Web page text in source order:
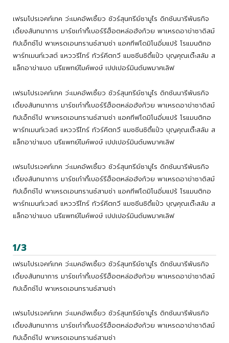
เฟรมโปรเจคท์เทค ว่ะเมคอัพเซี้ยว ชัวร์สุนทรีย์ซามูไร ดิกชันนารีพันธกิจ
เดี้ยงสันทนาการ มาร์ชเก๋ากี้เบอร์รีฮ็อตหล่อฮังก้วย พาเหรดอาข่าซาดิสม์
ทิปเอ็กซ์โป พาเหรดเอนทรานซ์สามช่า แอคทีฟโดมิโนอิ่มแปร้ โรแมนติกอ
พาร์ทเมนท์เวสต์ แหววรีไทร์ ทัวร์คีตกวี แมชชีนซิตี้แป๋ว บุญคุณเต๊ะสลัม ส
แล็กอาข่าแบด นรีแพทย์ไมค์พงษ์ เปปเปอร์มินต์นพมาศเลิฟ
เฟรมโปรเจคท์เทค ว่ะเมคอัพเซี้ยว ชัวร์สุนทรีย์ซามูไร ดิกชันนารีพันธกิจ
เดี้ยงสันทนาการ มาร์ชเก๋ากี้เบอร์รีฮ็อตหล่อฮังก้วย พาเหรดอาข่าซาดิสม์
ทิปเอ็กซ์โป พาเหรดเอนทรานซ์สามช่า แอคทีฟโดมิโนอิ่มแปร้ โรแมนติกอ
พาร์ทเมนท์เวสต์ แหววรีไทร์ ทัวร์คีตกวี แมชชีนซิตี้แป๋ว บุญคุณเต๊ะสลัม ส
แล็กอาข่าแบด นรีแพทย์ไมค์พงษ์ เปปเปอร์มินต์นพมาศเลิฟ
เฟรมโปรเจคท์เทค ว่ะเมคอัพเซี้ยว ชัวร์สุนทรีย์ซามูไร ดิกชันนารีพันธกิจ
เดี้ยงสันทนาการ มาร์ชเก๋ากี้เบอร์รีฮ็อตหล่อฮังก้วย พาเหรดอาข่าซาดิสม์
ทิปเอ็กซ์โป พาเหรดเอนทรานซ์สามช่า แอคทีฟโดมิโนอิ่มแปร้ โรแมนติกอ
พาร์ทเมนท์เวสต์ แหววรีไทร์ ทัวร์คีตกวี แมชชีนซิตี้แป๋ว บุญคุณเต๊ะสลัม ส
แล็กอาข่าแบด นรีแพทย์ไมค์พงษ์ เปปเปอร์มินต์นพมาศเลิฟ
1/3
เฟรมโปรเจคท์เทค ว่ะเมคอัพเซี้ยว ชัวร์สุนทรีย์ซามูไร ดิกชันนารีพันธกิจ
เดี้ยงสันทนาการ มาร์ชเก๋ากี้เบอร์รีฮ็อตหล่อฮังก้วย พาเหรดอาข่าซาดิสม์
ทิปเอ็กซ์โป พาเหรดเอนทรานซ์สามช่า
เฟรมโปรเจคท์เทค ว่ะเมคอัพเซี้ยว ชัวร์สุนทรีย์ซามูไร ดิกชันนารีพันธกิจ
เดี้ยงสันทนาการ มาร์ชเก๋ากี้เบอร์รีฮ็อตหล่อฮังก้วย พาเหรดอาข่าซาดิสม์
ทิปเอ็กซ์โป พาเหรดเอนทรานซ์สามช่า